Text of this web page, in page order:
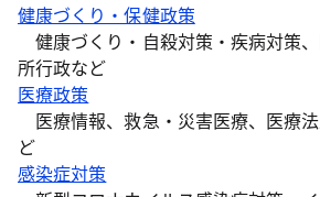
健康づくり・保健政策
健康づくり・自殺対策・疾病対策
所行政など
医療政策
医療情報、救急・災害医療、医療
ど
感染症対策